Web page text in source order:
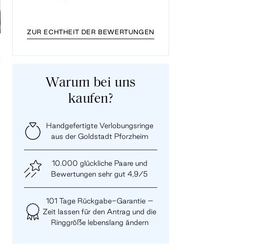
ZUR ECHTHEIT DER BEWERTUNGEN
Warum bei uns
kaufen?
Handgefertigte Verlobungsringe
aus der Goldstadt Pforzheim
10.000 glückliche Paare und
Bewertungen sehr gut 4,9/5
101 Tage Rückgabe-Garantie –
Zeit lassen für den Antrag und die
Ringgröße lebenslang ändern